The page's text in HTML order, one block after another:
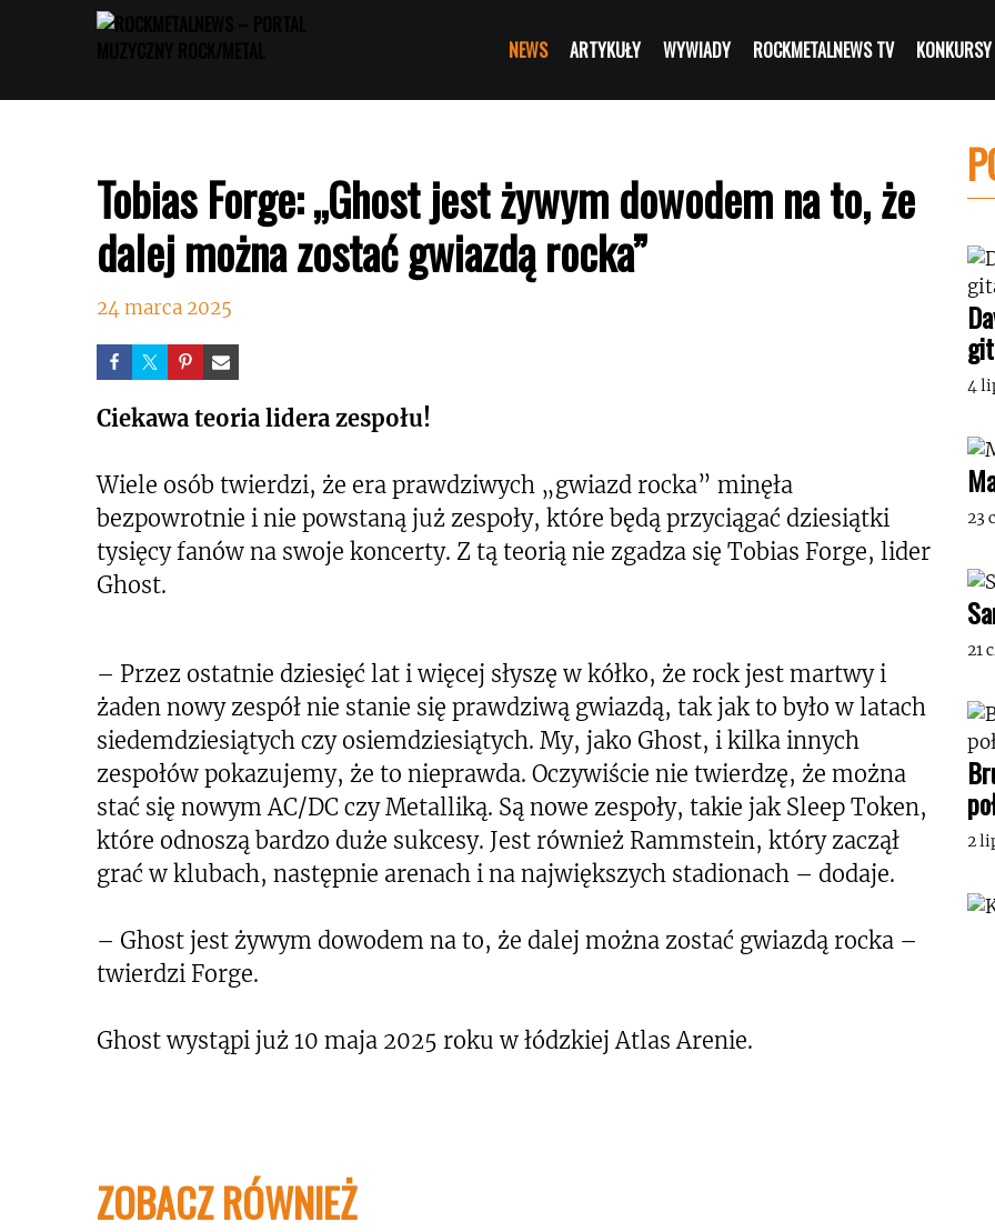
NEWS ARTYKUŁY WYWIADY ROCKMETALNEWS TV KONKURSY
Tobias Forge: „Ghost jest żywym dowodem na to, że
dalej można zostać gwiazdą rocka”
24 marca 2025
Ciekawa teoria lidera zespołu!
Wiele osób twierdzi, że era prawdziwych „gwiazd rocka” minęła
bezpowrotnie i nie powstaną już zespoły, które będą przyciągać dziesiątki
tysięcy fanów na swoje koncerty. Z tą teorią nie zgadza się Tobias Forge, lider
Ghost.
– Przez ostatnie dziesięć lat i więcej słyszę w kółko, że rock jest martwy i
żaden nowy zespół nie stanie się prawdziwą gwiazdą, tak jak to było w latach
siedemdziesiątych czy osiemdziesiątych. My, jako Ghost, i kilka innych
zespołów pokazujemy, że to nieprawda. Oczywiście nie twierdzę, że można
stać się nowym AC/DC czy Metalliką. Są nowe zespoły, takie jak Sleep Token,
które odnoszą bardzo duże sukcesy. Jest również Rammstein, który zaczął
grać w klubach, następnie arenach i na największych stadionach – dodaje.
– Ghost jest żywym dowodem na to, że dalej można zostać gwiazdą rocka –
twierdzi Forge.
Ghost wystąpi już 10 maja 2025 roku w łódzkiej Atlas Arenie.
4
23
21
2
ZOBACZ RÓWNIEŻ